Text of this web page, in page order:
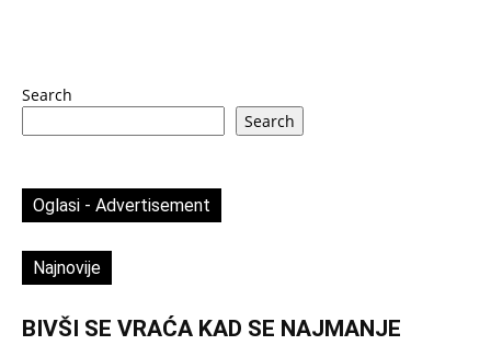
Search
Search
Oglasi - Advertisement
Najnovije
BIVŠI SE VRAĆA KAD SE NAJMANJE